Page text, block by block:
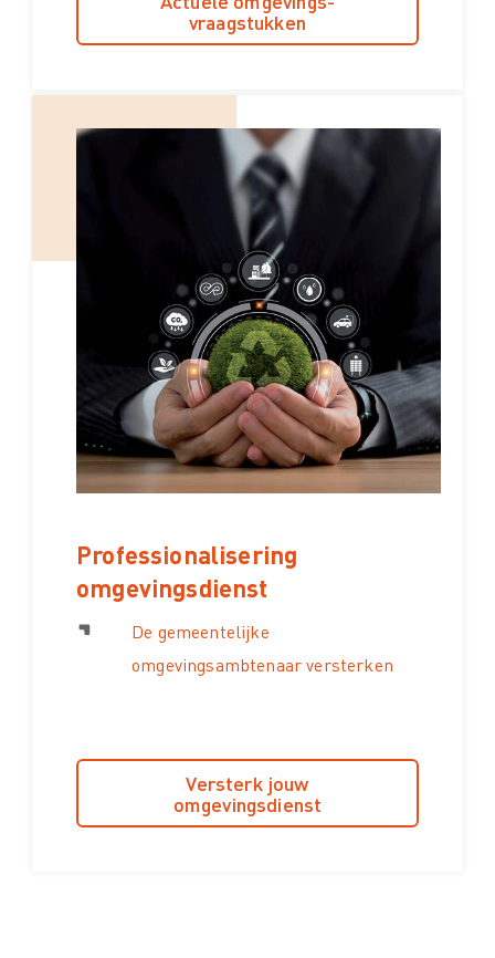
vraagstukken
Professionalisering
omgevingsdienst
De gemeentelijke
omgevingsambtenaar versterken
Versterk jouw
omgevingsdienst